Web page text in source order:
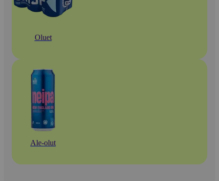
Oluet
Ale-olut